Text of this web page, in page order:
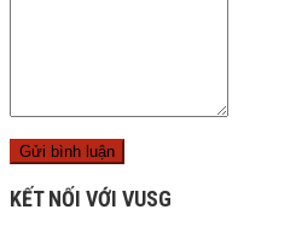
KẾT NỐI VỚI VUSG